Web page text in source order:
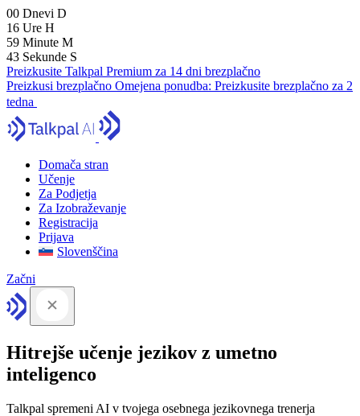
00 Dnevi D
16 Ure H
59 Minute M
42 Sekunde S
Preizkusite Talkpal Premium za 14 dni brezplačno
Preizkusi brezplačno Omejena ponudba: Preizkusite brezplačno za 2
tedna
Domača stran
Učenje
Za Podjetja
Za Izobraževanje
Registracija
Prijava
Slovenščina
Začni
Hitrejše učenje jezikov z umetno
inteligenco
Talkpal spremeni AI v tvojega osebnega jezikovnega trenerja